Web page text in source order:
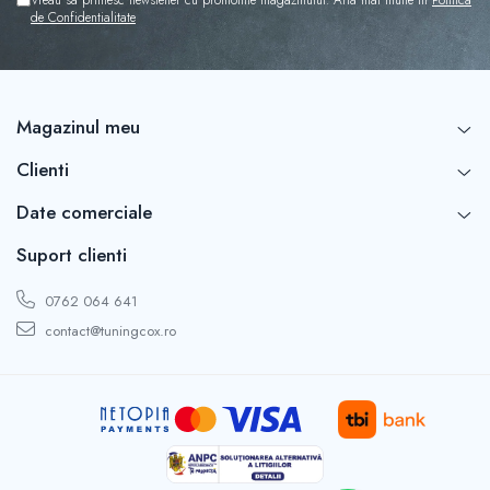
Capace r16 Toyota
Capace r16 VW
de Confidentialitate
Magazinul meu
Clienti
Date comerciale
Suport clienti
0762 064 641
contact@tuningcox.ro